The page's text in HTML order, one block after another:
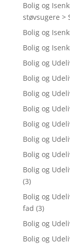
Bolig og
støvsugere >
Bolig og
Bolig og
Bolig og
Bolig og
Bolig og
Bolig og
Bolig og
Bolig og
Bolig og
Bolig og
(3)
Bolig og
fad (3)
Bolig og
Bolig og